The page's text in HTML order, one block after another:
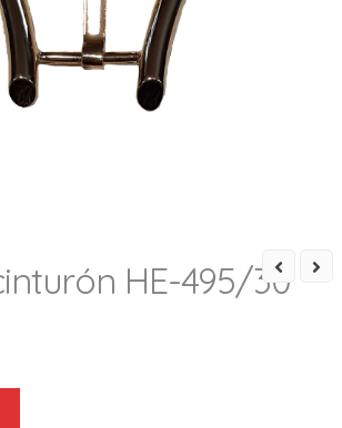
HE-495/30